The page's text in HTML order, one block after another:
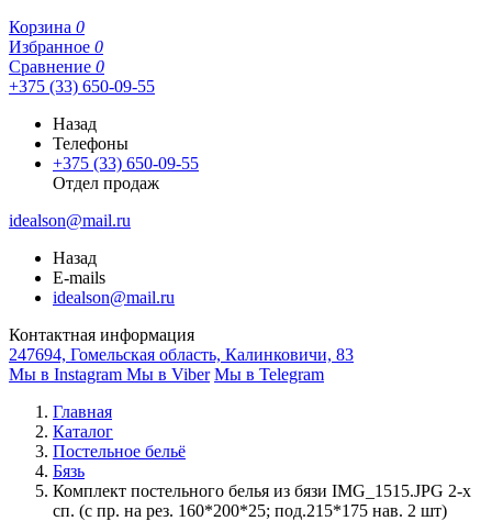
Корзина 0
Избранное 0
Сравнение 0
+375 (33) 650-09-55
Назад
Телефоны
+375 (33) 650-09-55
Отдел продаж
idealson@mail.ru
Назад
E-mails
idealson@mail.ru
Контактная информация
247694, Гомельская область, Калинковичи, 83
Мы в Instagram Мы в Viber Мы в Telegram
Главная
Каталог
Постельное бельё
Бязь
Комплект постельного белья из бязи IMG_1515.JPG 2-х
сп. (с пр. на рез. 160*200*25; под.215*175 нав. 2 шт)